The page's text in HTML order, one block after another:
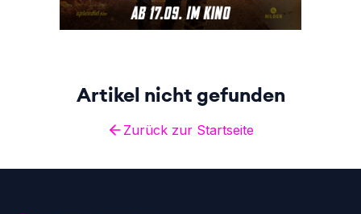
Artikel nicht gefunden
Zurück zur Startseite